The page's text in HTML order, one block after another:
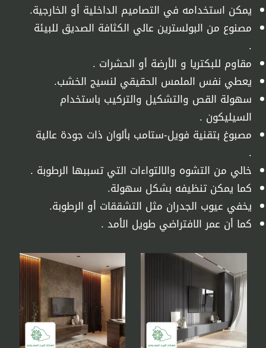
يمكن استخدامه في التصاميم الداخلية أو الخارجية.
مصنوع من البولسترين عالي الكثافة الصديق للبيئة
.
مقاوم للبكتريا و الأرضة أو الحشرات .
يعطي نفس الملمس الحقيقي لنسيج الخشب.
سهولة القص والتشكيل والتركيب باستخدام
السيليكون .
مصبوغ بتقنية فويل-ستامب بألوان ذات جودة عالية
.
خالي من التشوه والالتواءات التي تسببها الرطوبة .
كما يمكن تنظيفه بشكل سهولة.
كما أن عمر الافتراضي طويل الأمد .